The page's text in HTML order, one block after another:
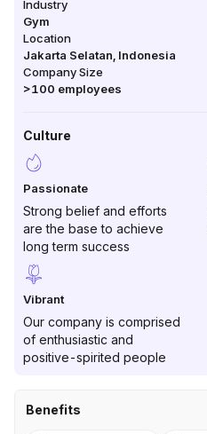
Industry
Gym
Location
Jakarta Selatan Indonesia
Company Size
>100 employees
Culture
Passionate
Strong belief and efforts
are the base to achieve
long term success
Vibrant
Our company is comprised
of enthusiastic and
positive-spirited people
Benefits